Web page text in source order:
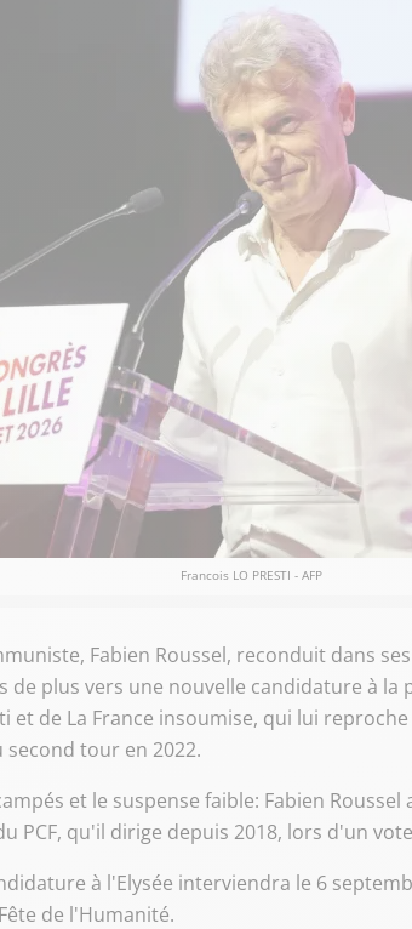
Francois LO PRESTI - AFP
Fabien Roussel, reconduit dans
de plus vers une nouvelle candidature à
et de La France insoumise, qui lui
tour en 2022.
et le suspense faible: Fabien
PCF, qu'il dirige depuis 2018, lors d'un
à l'Elysée interviendra le 6
de l'Humanité.